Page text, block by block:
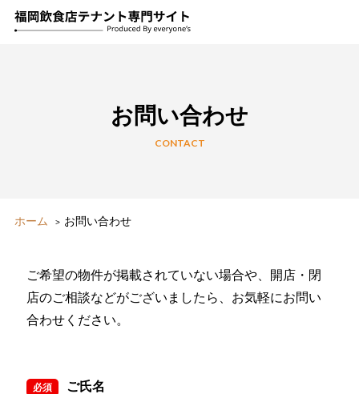
お問い合わせ
CONTACT
ホーム お問い合わせ
ご希望の物件が掲載されていない場合や、開店・閉
店のご相談などがございましたら、お気軽にお問い
合わせください。
必須 ご氏名